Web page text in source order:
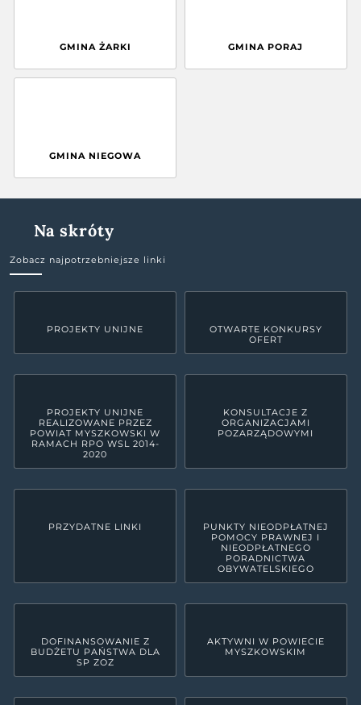
GMINA ŻARKI GMINA PORAJ
GMINA NIEGOWA
Na skróty
Zobacz najpotrzebniejsze linki
PROJEKTY UNIJNE
OTWARTE KONKURSY
OFERT
PROJEKTY UNIJNE
REALIZOWANE PRZEZ
POWIAT MYSZKOWSKI W
RAMACH RPO WSL 2014-
2020
KONSULTACJE Z
ORGANIZACJAMI
POZARZĄDOWYMI
PRZYDATNE LINKI
PUNKTY NIEODPŁATNEJ
POMOCY PRAWNEJ I
NIEODPŁATNEGO
PORADNICTWA
OBYWATELSKIEGO
DOFINANSOWANIE Z
BUDŻETU PAŃSTWA DLA
SP ZOZ
AKTYWNI W POWIECIE
MYSZKOWSKIM